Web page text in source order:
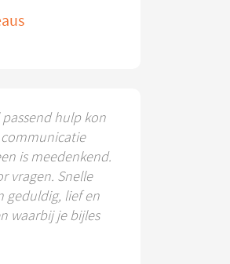
hulp kon
is meedenkend.
vragen. Snelle
geduldig, lief en
waarbij je bijles